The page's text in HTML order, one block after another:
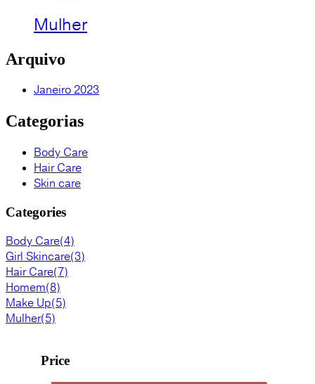
Mulher
Arquivo
Janeiro 2023
Categorias
Body Care
Hair Care
Skin care
Categories
Body Care(4)
Girl Skincare(3)
Hair Care(7)
Homem(8)
Make Up(5)
Mulher(5)
Price